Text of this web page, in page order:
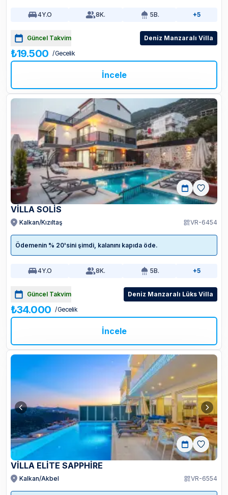
4Y.O 8K. 5B. +5
Güncel Takvim Deniz Manzaralı Villa
₺19.500 / Gecelik
İncele
VİLLA SOLİS
Kalkan/Kızıltaş VR-6454
Ödemenin % 20'sini şimdi, kalanını kapıda öde.
4Y.O 8K. 5B. +5
Güncel Takvim Deniz Manzaralı Lüks Villa
₺34.000 / Gecelik
İncele
VILLA ELITE SAPPHIRE
Kalkan/Akbel VR-6554